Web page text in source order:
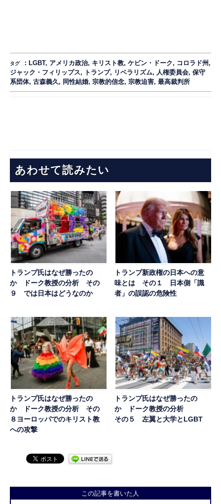
タグ ： LGBT, アメリカ政治, キリスト教,ケビン・ドーク, コロラド州 ,
ジャック・フィリップス, トランプ, リベラリズム, 人権委員会,保守
系団体,古森義久 , 同性結婚, 宗教的信念, 宗教迫害,最高裁判所
あわせて読みたい
トランプ氏はなぜ勝ったの
か ドーク教授の分析 その
９ では日本はどうなのか
トランプ新政権の日本への意
味とは その１ 日本側「識
者」の誤認の危険性
トランプ氏はなぜ勝ったの
か ドーク教授の分析 その
８ヨーロッパでのキリスト教
への攻撃
トランプ氏はなぜ勝ったの
か ドーク教授の分析
その５ 左翼と大学とLGBT
この記事を書いた人